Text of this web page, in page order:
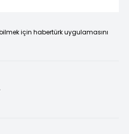
için habertürk uygulamasını